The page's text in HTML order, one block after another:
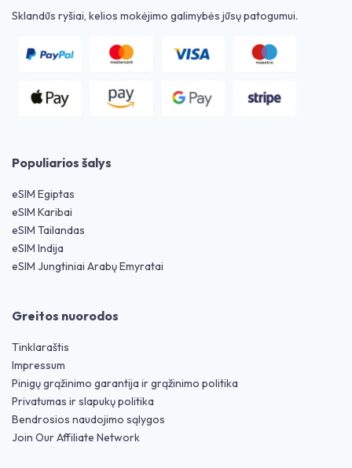
Sklandūs ryšiai, kelios mokėjimo galimybės jūsų patogumui.
Populiarios šalys
eSIM Egiptas
eSIM Karibai
eSIM Tailandas
eSIM Indija
eSIM Jungtiniai Arabų Emyratai
Greitos nuorodos
Tinklaraštis
Impressum
Pinigų grąžinimo garantija ir grąžinimo politika
Privatumas ir slapukų politika
Bendrosios naudojimo sąlygos
Join Our Affiliate Network